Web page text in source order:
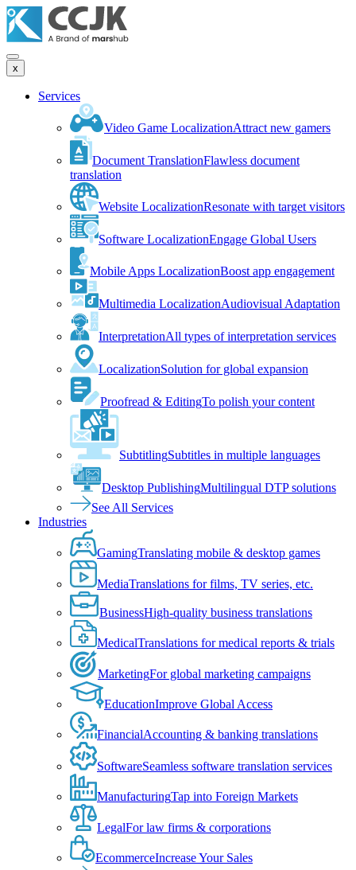
x
Services
Video Game LocalizationAttract new gamers
Document TranslationFlawless document
translation
Website LocalizationResonate with target visitors
Software LocalizationEngage Global Users
Mobile Apps LocalizationBoost app engagement
Multimedia LocalizationAudiovisual Adaptation
InterpretationAll types of interpretation services
LocalizationSolution for global expansion
Proofread & EditingTo polish your content
SubtitlingSubtitles in multiple languages
Desktop PublishingMultilingual DTP solutions
See All Services
Industries
GamingTranslating mobile & desktop games
MediaTranslations for films, TV series, etc.
BusinessHigh-quality business translations
MedicalTranslations for medical reports & trials
MarketingFor global marketing campaigns
EducationImprove Global Access
FinancialAccounting & banking translations
SoftwareSeamless software translation services
ManufacturingTap into Foreign Markets
LegalFor law firms & corporations
EcommerceIncrease Your Sales